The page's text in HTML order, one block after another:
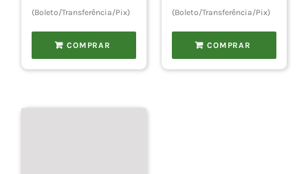
(Boleto/Transferência/Pix)
COMPRAR
(Boleto/Transferência/Pix)
COMPRAR